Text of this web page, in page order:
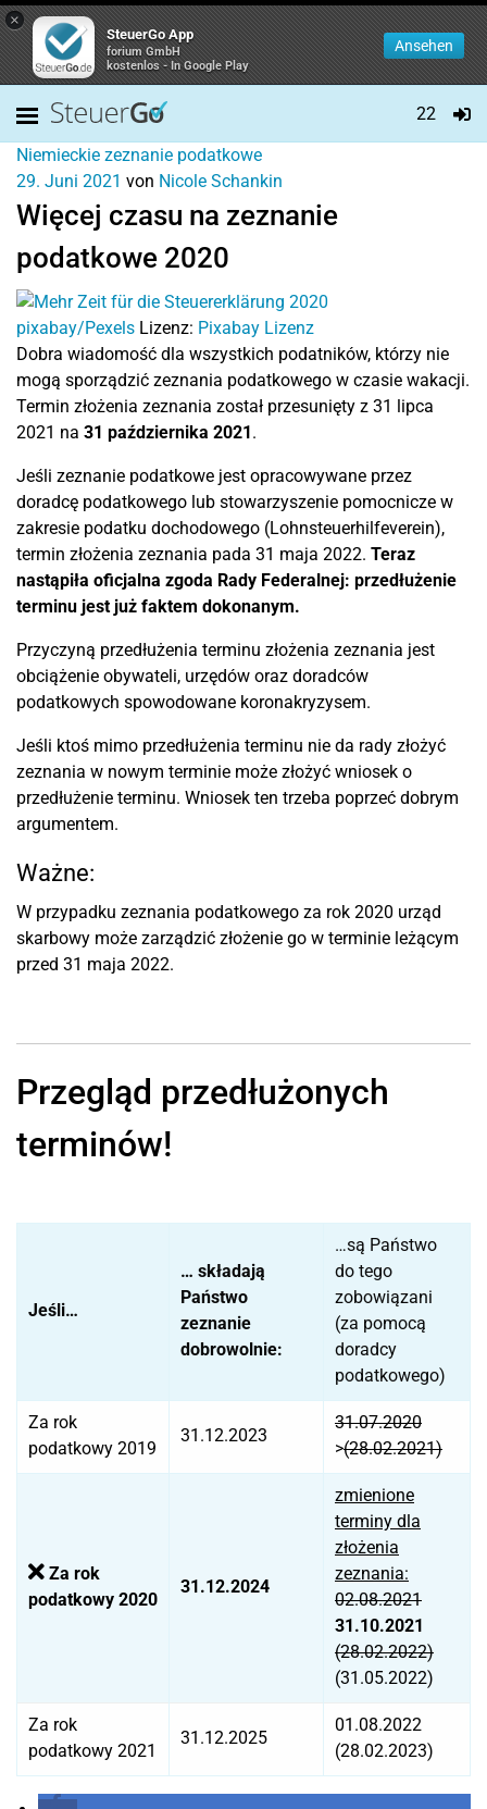
×
SteuerGo App
forium GmbH
kostenlos - In Google Play
Ansehen
22
Niemieckie zeznanie podatkowe
29. Juni 2021 von Nicole Schankin
Więcej czasu na zeznanie
podatkowe 2020
pixabay/Pexels Lizenz: Pixabay Lizenz
Dobra wiadomość dla wszystkich podatników, którzy nie
mogą sporządzić zeznania podatkowego w czasie wakacji.
Termin złożenia zeznania został przesunięty z 31 lipca
2021 na 31 października 2021.
Jeśli zeznanie podatkowe jest opracowywane przez
doradcę podatkowego lub stowarzyszenie pomocnicze w
zakresie podatku dochodowego (Lohnsteuerhilfeverein),
termin złożenia zeznania pada 31 maja 2022. Teraz
nastąpiła oficjalna zgoda Rady Federalnej: przedłużenie
terminu jest już faktem dokonanym.
Przyczyną przedłużenia terminu złożenia zeznania jest
obciążenie obywateli, urzędów oraz doradców
podatkowych spowodowane koronakryzysem.
Jeśli ktoś mimo przedłużenia terminu nie da rady złożyć
zeznania w nowym terminie może złożyć wniosek o
przedłużenie terminu. Wniosek ten trzeba poprzeć dobrym
argumentem.
Ważne:
W przypadku zeznania podatkowego za rok 2020 urząd
skarbowy może zarządzić złożenie go w terminie leżącym
przed 31 maja 2022.
Przegląd przedłużonych
terminów!
Jeśli…
… składają
Państwo
zeznanie
dobrowolnie:
…są Państwo
do tego
zobowiązani
(za pomocą
doradcy
podatkowego)
Za rok
podatkowy 2019
31.12.2023
31.07.2020
>(28.02.2021)
Za rok
podatkowy 2020
31.12.2024
zmienione
terminy dla
złożenia
zeznania:
02.08.2021
31.10.2021
(28.02.2022)
(31.05.2022)
Za rok
podatkowy 2021
31.12.2025
01.08.2022
(28.02.2023)